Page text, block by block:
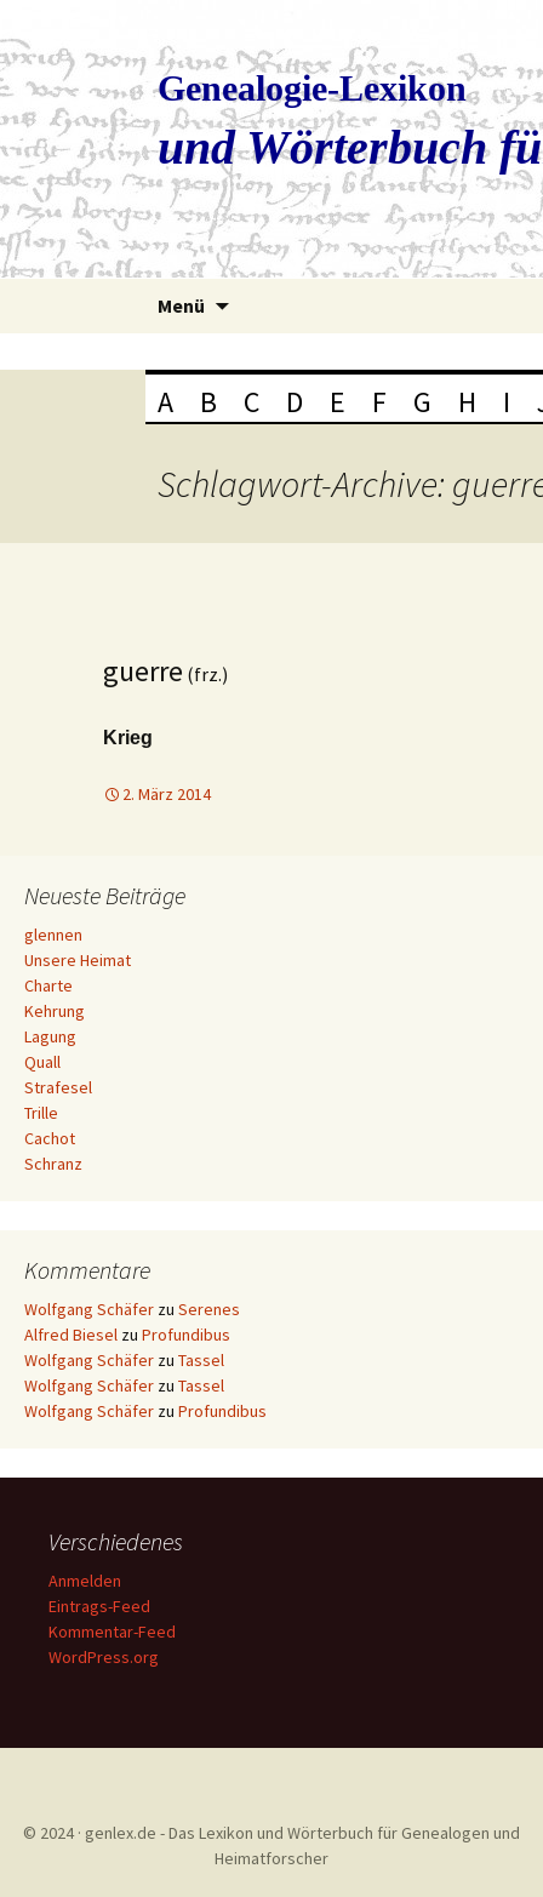
Genealogie-Lexikon
und Wörterbuch
Menü
A B C D E F G H I
Schlagwort-Archive:
guerre (frz.)
Krieg
2. März 2014
Neueste Beiträge
glennen
Unsere Heimat
Charte
Kehrung
Lagung
Quall
Strafesel
Trille
Cachot
Schranz
Kommentare
Wolfgang Schäfer zu Serenes
Alfred Biesel zu Profundibus
Wolfgang Schäfer zu Tassel
Wolfgang Schäfer zu Tassel
Wolfgang Schäfer zu Profundibus
Verschiedenes
Anmelden
Eintrags-Feed
Kommentar-Feed
WordPress.org
© 2024 · genlex.de - Das Lexikon und Wörterbuch für Genealogen und
Heimatforscher